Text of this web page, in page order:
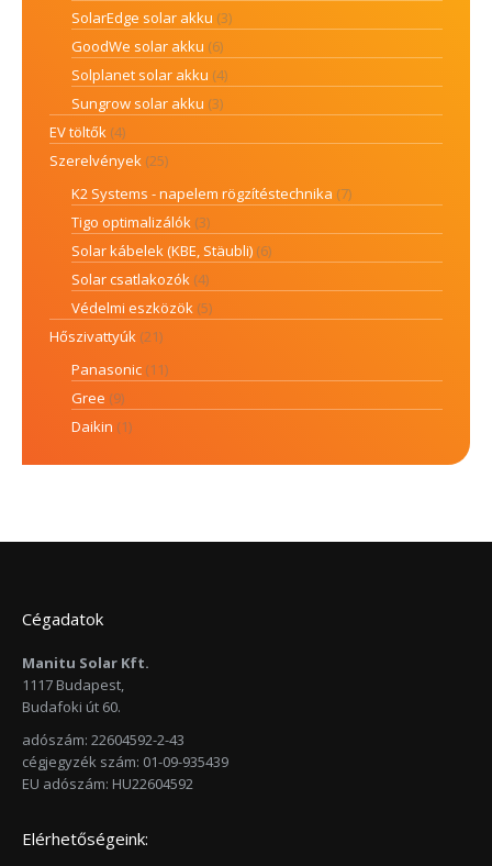
SolarEdge solar akku (3)
GoodWe solar akku (6)
Solplanet solar akku (4)
Sungrow solar akku (3)
EV töltők (4)
Szerelvények (25)
K2 Systems - napelem rögzítéstechnika (7)
Tigo optimalizálók (3)
Solar kábelek (KBE, Stäubli) (6)
Solar csatlakozók (4)
Védelmi eszközök (5)
Hőszivattyúk (21)
Panasonic (11)
Gree (9)
Daikin (1)
Cégadatok
Manitu Solar Kft.
1117 Budapest,
Budafoki út 60.
adószám: 22604592-2-43
cégjegyzék szám: 01-09-935439
EU adószám: HU22604592
Elérhetőségeink: